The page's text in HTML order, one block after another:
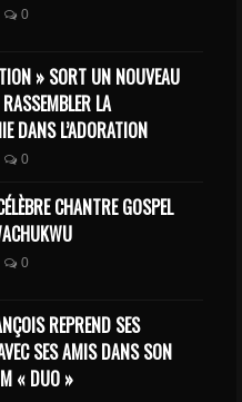
0
» SORT UN NOUVEAU
LA
DANS L’ADORATION
0
CHANTRE GOSPEL
0
REPREND SES
SES AMIS DANS SON
« DUO »